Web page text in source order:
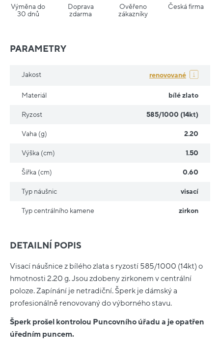
Výměna do
30 dnů
Doprava
zdarma
Ověřeno
zákazníky
Česká firma
DETAILNÍ POPIS
Visací náušnice z bílého zlata s ryzostí 585/1000 (14kt) o
hmotnosti 2.20 g. Jsou zdobeny zirkonem v centrální
poloze. Zapínání je netradiční. Šperk je dámský a
profesionálně renovovaný do výborného stavu.
Šperk prošel kontrolou Puncovního úřadu a je opatřen
úředním puncem.
PARAMETRY
Jakost renovované
Materiál bílé zlato
Ryzost 585/1000 (14kt)
Vaha (g) 2.20
Výška (cm) 1.50
Šířka (cm) 0.60
Typ náušnic visací
Typ centrálního kamene zirkon